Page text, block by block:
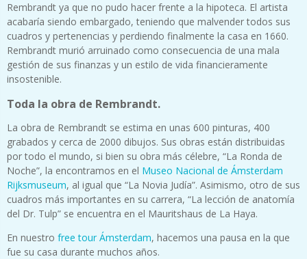
Rembrandt ya que no pudo hacer frente a la hipoteca. El artista
acabaría siendo embargado, teniendo que malvender todos sus
cuadros y pertenencias y perdiendo finalmente la casa en 1660.
Rembrandt murió arruinado como consecuencia de una mala
gestión de sus finanzas y un estilo de vida financieramente
insostenible.
Toda la obra de Rembrandt.
La obra de Rembrandt se estima en unas 600 pinturas, 400
grabados y cerca de 2000 dibujos. Sus obras están distribuidas
por todo el mundo, si bien su obra más célebre, “La Ronda de
Noche”, la encontramos en el Museo Nacional de Ámsterdam
Rijksmuseum, al igual que “La Novia Judía”. Asimismo, otro de sus
cuadros más importantes en su carrera, “La lección de anatomía
del Dr. Tulp” se encuentra en el Mauritshaus de La Haya.
En nuestro free tour Ámsterdam, hacemos una pausa en la que
fue su casa durante muchos años.